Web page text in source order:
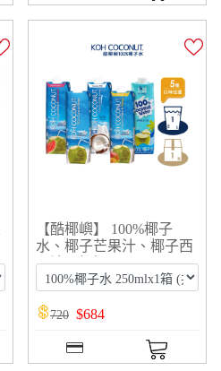
【酷椰嶼】 100%椰子
水、椰子芒果汁、椰子西
瓜汁、椰奶
720 $684